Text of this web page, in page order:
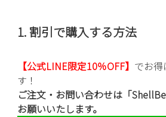
1. 割引で購入する方法
【公式LINE限定10％OFF】 でお
す！
ご注文・お問い合わせは「
お願いいたします。